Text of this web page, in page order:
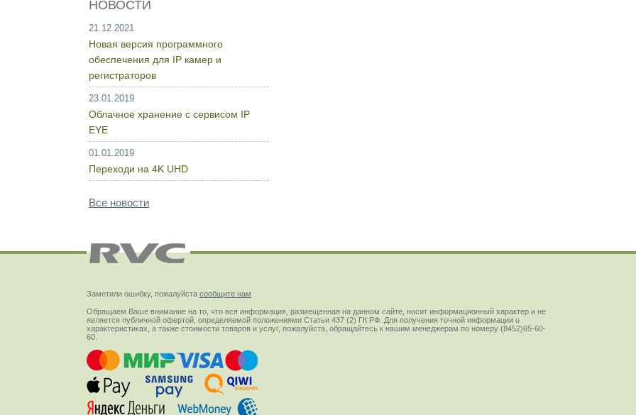
НОВОСТИ
21.12.2021
Новая версия программного
обеспечения для IP камер и
регистраторов
23.01.2019
Облачное хранение с сервисом IP
EYE
01.01.2019
Переходи на 4K UHD
Все новости
Заметили ошибку, пожалуйста сообщите нам
Обращаем Ваше внимание на то, что вся информация, размещенная на данном сайте, носит информационный характер и не
является публичной офертой, определяемой положениями Статьи 437 (2) ГК РФ. Для получения точной информации о
характеристиках, а также стоимости товаров и услуг, пожалуйста, обращайтесь к нашим менеджерам по номеру (8452)65-60-
60.